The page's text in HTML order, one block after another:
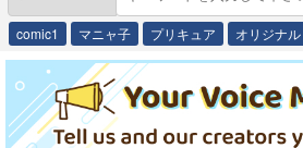
comic1 マニャ子 プリキュア オリジナル